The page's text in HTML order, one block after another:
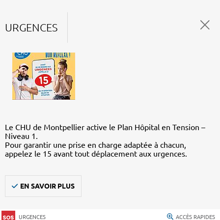
URGENCES
Le CHU de Montpellier active le Plan Hôpital en Tension –
Niveau 1.
Pour garantir une prise en charge adaptée à chacun,
appelez le 15 avant tout déplacement aux urgences.
EN SAVOIR PLUS
URGENCES ACCÈS RAPIDES